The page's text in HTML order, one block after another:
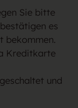
Sie bitte
es
bekommen.
Kreditkarte
und